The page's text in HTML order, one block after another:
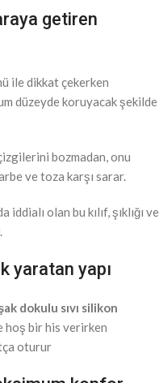
getiren
ile dikkat çekerken
düzeyde koruyacak şekilde
bozmadan, onu
ve toza karşı sarar.
olan bu kılıf, şıklığı ve
yaratan yapı
dokulu sıvı silikon
hoş bir his verirken
oturur